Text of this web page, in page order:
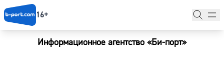
16+
Информационное агентство «Би-порт»